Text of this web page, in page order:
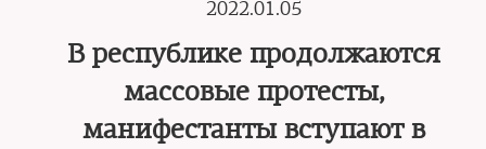
2022.01.05
В республике продолжаются
массовые протесты,
манифестанты вступают в